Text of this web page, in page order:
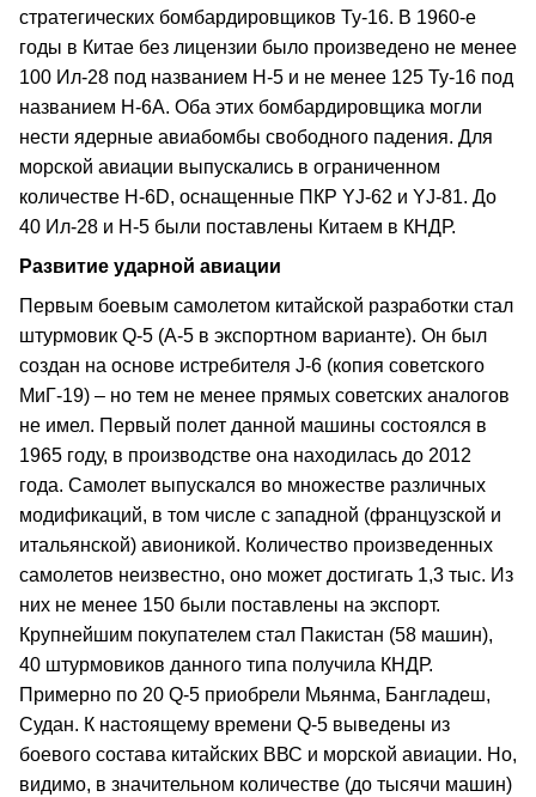
стратегических бомбардировщиков Ту-16. В 1960-е
годы в Китае без лицензии было произведено не менее
100 Ил-28 под названием Н-5 и не менее 125 Ту-16 под
названием Н-6А. Оба этих бомбардировщика могли
нести ядерные авиабомбы свободного падения. Для
морской авиации выпускались в ограниченном
количестве Н-6D, оснащенные ПКР YJ-62 и YJ-81. До
40 Ил-28 и Н-5 были поставлены Китаем в КНДР.
Развитие ударной авиации
Первым боевым самолетом китайской разработки стал
штурмовик Q-5 (А-5 в экспортном варианте). Он был
создан на основе истребителя J-6 (копия советского
МиГ-19) – но тем не менее прямых советских аналогов
не имел. Первый полет данной машины состоялся в
1965 году, в производстве она находилась до 2012
года. Самолет выпускался во множестве различных
модификаций, в том числе с западной (французской и
итальянской) авионикой. Количество произведенных
самолетов неизвестно, оно может достигать 1,3 тыс. Из
них не менее 150 были поставлены на экспорт.
Крупнейшим покупателем стал Пакистан (58 машин),
40 штурмовиков данного типа получила КНДР.
Примерно по 20 Q-5 приобрели Мьянма, Бангладеш,
Судан. К настоящему времени Q-5 выведены из
боевого состава китайских ВВС и морской авиации. Но,
видимо, в значительном количестве (до тысячи машин)